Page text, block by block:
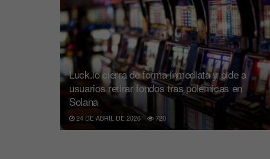
Luck.io cierra de forma inmediata y pide a
usuarios retirar fondos tras polémicas en
Solana
24 DE ABRIL DE 2026 720